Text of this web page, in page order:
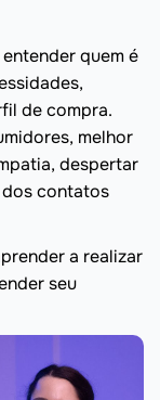
quem é
de compra.
melhor
despertar
contatos
a realizar
seu